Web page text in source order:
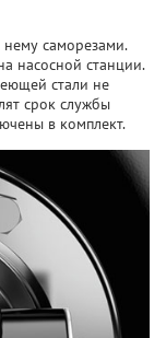
нему саморезами.
насосной станции.
стали не
срок службы
в комплект.